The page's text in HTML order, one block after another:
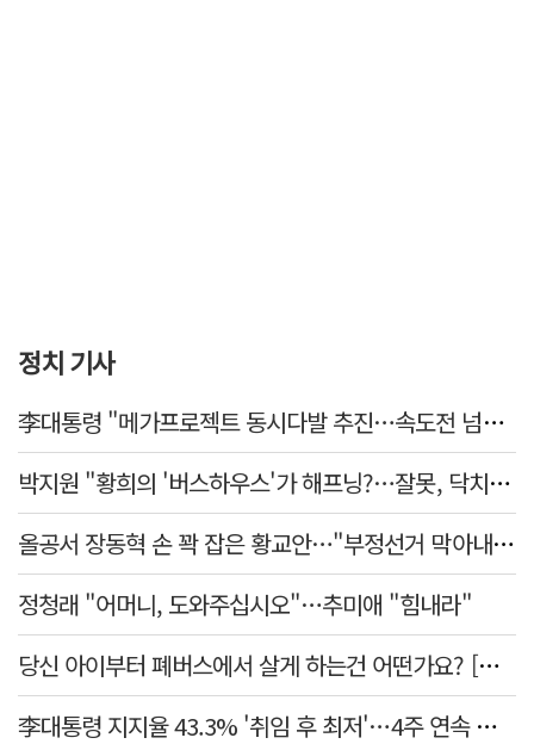
정치 기사
李대통령 "메가프로젝트 동시다발 추진…속도전 넘어 전격전"
박지원 "황희의 '버스하우스'가 해프닝?…잘못, 닥치고 사과해야"
올공서 장동혁 손 꽉 잡은 황교안…"부정선거 막아내기 함께 하자"
정청래 "어머니, 도와주십시오"…추미애 "힘내라"
당신 아이부터 폐버스에서 살게 하는건 어떤가요? [가스인라이팅]
李대통령 지지율 43.3% '취임 후 최저'…4주 연속 내리막